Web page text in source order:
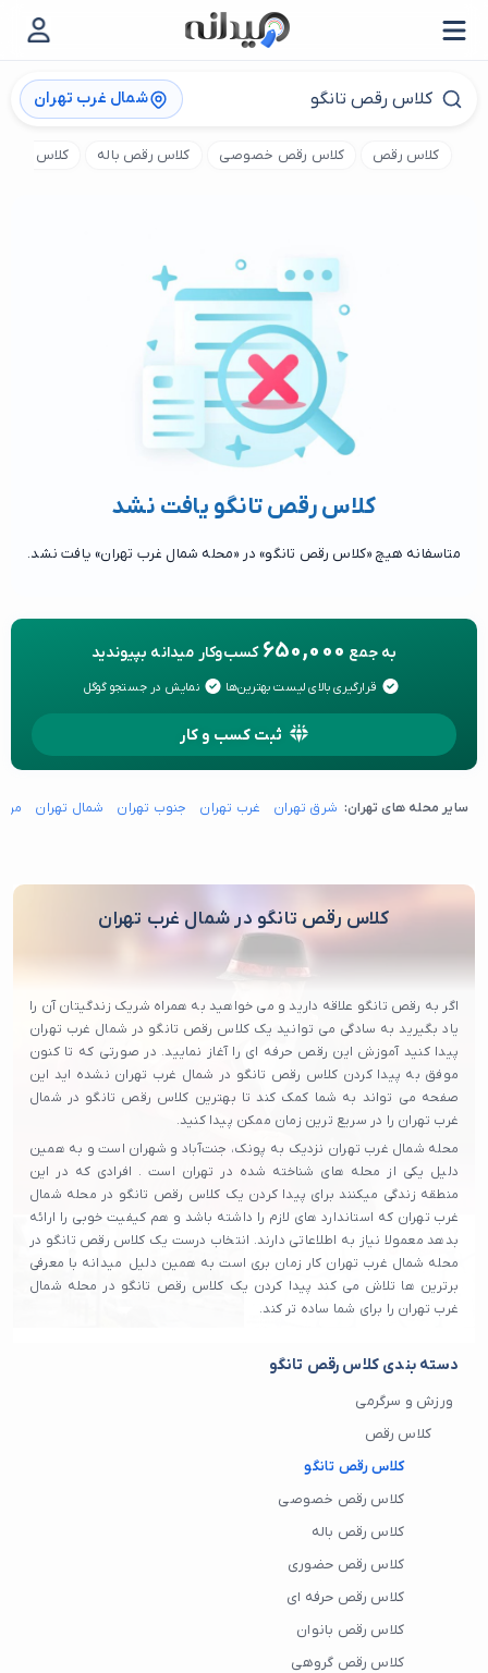
شمال غرب تهران
کلاس رقص کلاس رقص خصوصی کلاس رقص باله کلاس
کلاس رقص تانگو یافت نشد
متاسفانه هیچ «کلاس رقص تانگو» در «محله شمال غرب تهران» یافت نشد.
به جمع 650,000 کسب‌وکار میدانه بپیوندید
قرارگیری بالای لیست بهترین‌ها نمایش در جستجو گوگل
ثبت کسب و کار
سایر محله های تهران: شرق تهران غرب تهران جنوب تهران شمال تهران
کلاس رقص تانگو در شمال غرب تهران
اگر به رقص تانگو علاقه دارید و می خواهید به همراه شریک زندگیتان آن را
یاد بگیرید به سادگی می توانید یک کلاس رقص تانگو در شمال غرب تهران
پیدا کنید آموزش این رقص حرفه ای را آغاز نمایید. در صورتی که تا کنون
موفق به پیدا کردن کلاس رقص تانگو در شمال غرب تهران نشده اید این
صفحه می تواند به شما کمک کند تا بهترین کلاس رقص تانگو در شمال
غرب تهران را در سریع ترین زمان ممکن پیدا کنید.
محله شمال غرب تهران نزدیک به پونک، جنت‌آباد و شهران است و به همین
دلیل یکی از محله های شناخته شده در تهران است . افرادی که در این
منطقه زندگی میکنند برای پیدا کردن یک کلاس رقص تانگو در محله شمال
غرب تهران که استاندارد های لازم را داشته باشد و هم کیفیت خوبی را ارائه
بدهد معمولا نیاز به اطلاعاتی دارند. انتخاب درست یک کلاس رقص تانگو در
محله شمال غرب تهران کار زمان بری است به همین دلیل میدانه با معرفی
برترین ها تلاش می‌ کند پیدا کردن یک کلاس رقص تانگو در محله شمال
غرب تهران را برای شما ساده تر کند.
دسته بندی کلاس رقص تانگو
ورزش و سرگرمی
کلاس رقص
کلاس رقص تانگو
کلاس رقص خصوصی
کلاس رقص باله
کلاس رقص حضوری
کلاس رقص حرفه ای
کلاس رقص بانوان
کلاس رقص گروهی